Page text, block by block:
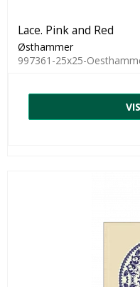
Lace. Pink and Red
Østhammer
997361-25x25-